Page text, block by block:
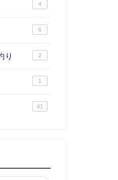
4
6
り 2
1
41